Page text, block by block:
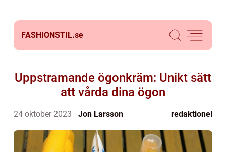
FASHIONSTIL.se
Uppstramande ögonkräm: Unikt sätt
att vårda dina ögon
24 oktober 2023 Jon Larsson redaktionel